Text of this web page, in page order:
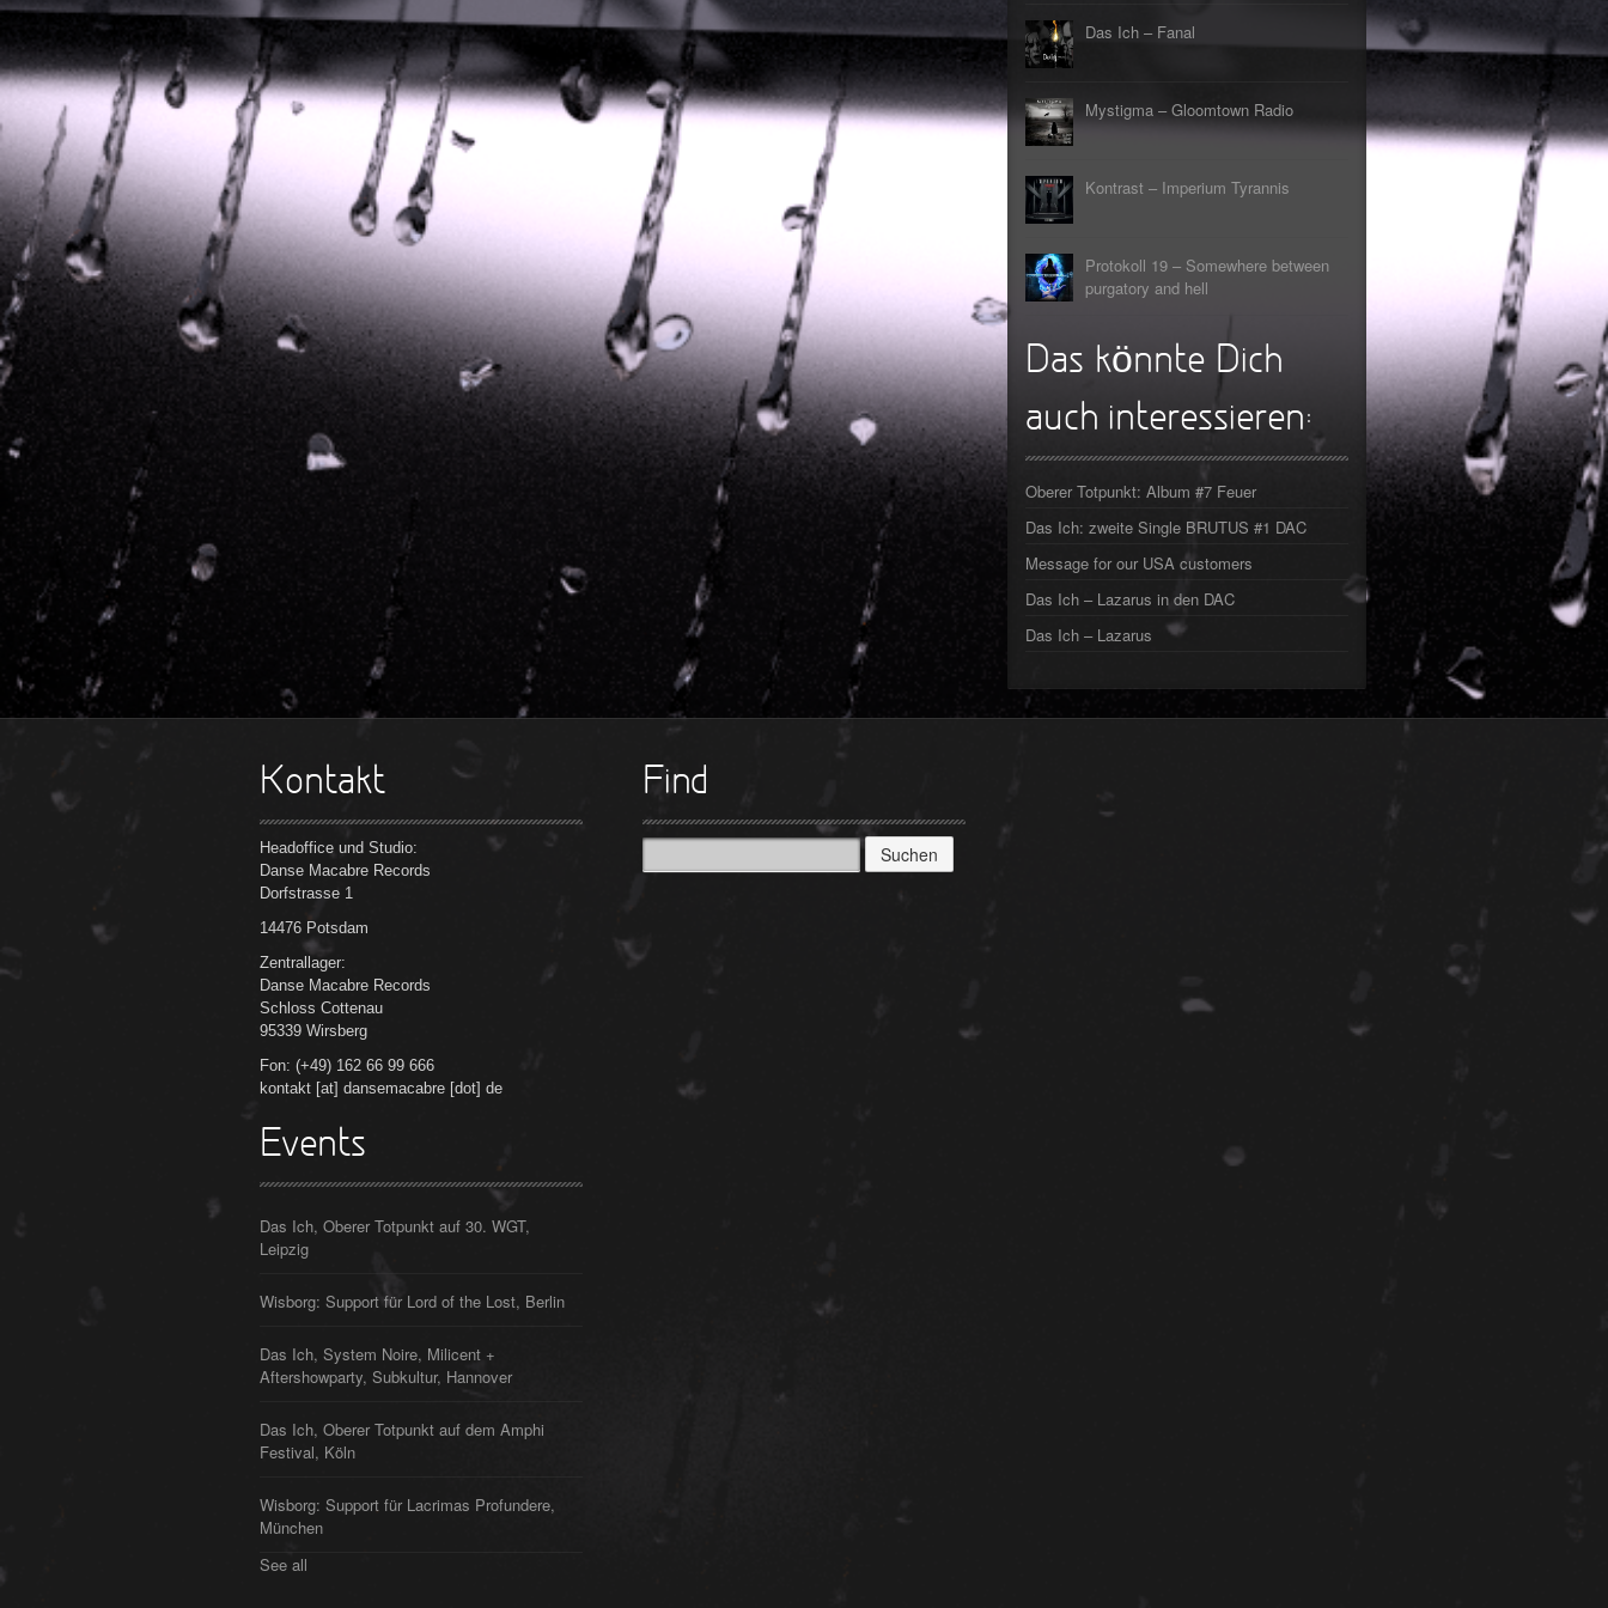
► Zeit verfliegt
Oberer Totpunkt
Oberer Totpunkt
► Geisterfahrt
► Gevatter Tod
Oberer Totpunkt
►
►
►
►
►
►
►
Das Ich – Fanal
Mystigma – Gloomtown Radio
Kontrast – Imperium Tyrannis
Protokoll 19 – Somewhere between
purgatory and hell
Das könnte Dich
auch interessieren:
Oberer Totpunkt: Album #7 Feuer
Das Ich: zweite Single BRUTUS #1 DAC
Message for our USA customers
Das Ich – Lazarus in den DAC
Das Ich – Lazarus
Kontakt
Headoffice und Studio:
Danse Macabre Records
Dorfstrasse 1
14476 Potsdam
Zentrallager:
Danse Macabre Records
Schloss Cottenau
95339 Wirsberg
Fon: (+49) 162 66 99 666
kontakt [at] dansemacabre [dot] de
Events
Das Ich, Oberer Totpunkt auf 30. WGT,
Leipzig
Wisborg: Support für Lord of the Lost, Berlin
Das Ich, System Noire, Milicent +
Aftershowparty, Subkultur, Hannover
Das Ich, Oberer Totpunkt auf dem Amphi
Festival, Köln
Wisborg: Support für Lacrimas Profundere,
München
See all
Find
Suchen
nach: